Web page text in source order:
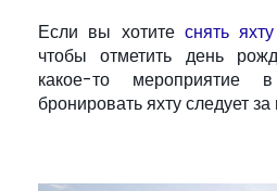
Если вы хотите снять
чтобы отметить день
какое-то мероприятие
бронировать яхту следует